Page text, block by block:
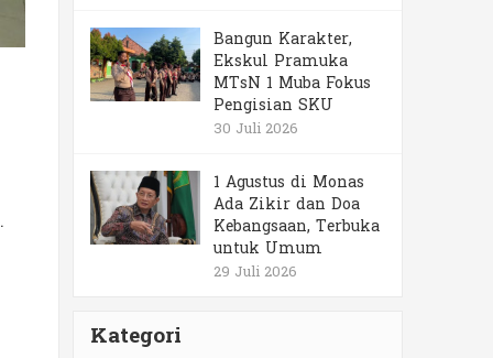
Bangun Karakter,
Ekskul Pramuka
MTsN 1 Muba Fokus
Pengisian SKU
30 Juli 2026
1 Agustus di Monas
Ada Zikir dan Doa
Kebangsaan, Terbuka
untuk Umum
29 Juli 2026
Kategori